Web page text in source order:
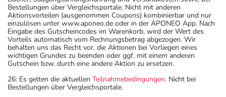
Bestellungen über Vergleichsportale. Nicht mit anderen
Aktionsvorteilen (ausgenommen Coupons) kombinierbar und nur
einzulösen unter www.aponeo.de oder in der APONEO App. Nach
Eingabe des Gutscheincodes im Warenkorb, wird der Wert des
Vorteils automatisch vom Rechnungsbetrag abgezogen. Wir
behalten uns das Recht vor, die Aktionen bei Vorliegen eines
wichtigen Grundes zu beenden oder ggf. mit einem anderen
Gutschein bzw. durch eine andere Aktion zu ersetzen.
26: Es gelten die aktuellen Teilnahmebedingungen. Nicht bei
Bestellungen über Vergleichsportale.